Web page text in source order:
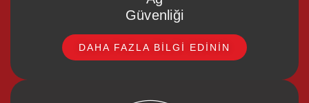
Güvenliği
DAHA FAZLA BILGI EDININ